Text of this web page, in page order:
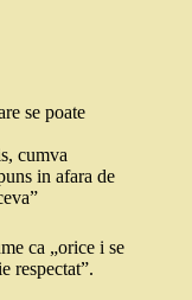
se poate
cumva
in afara de
ca „orice i se
respectat”.